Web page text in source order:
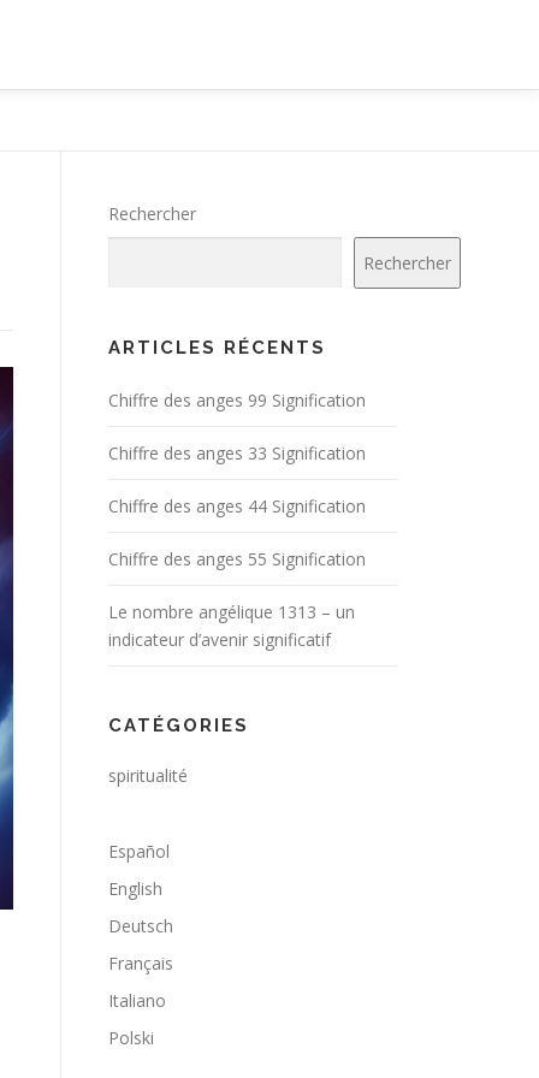
Rechercher
Rechercher
ARTICLES RÉCENTS
Chiffre des anges 99 Signification
Chiffre des anges 33 Signification
Chiffre des anges 44 Signification
Chiffre des anges 55 Signification
Le nombre angélique 1313 – un
indicateur d’avenir significatif
CATÉGORIES
spiritualité
Español
English
Deutsch
Français
Italiano
Polski